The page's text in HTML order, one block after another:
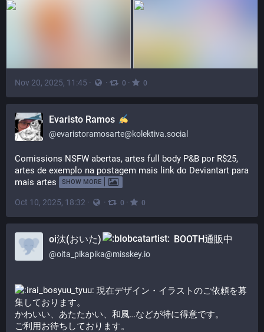
Nov 20, 2025, 11:45 · · 0 · 0
Evaristo Ramos
@evaristoramosarte@kolektiva.social
Comissions NSFW abertas, artes full body P&B por R$25,
artes de exemplo na postagem mais link do Deviantart para
mais artes
SHOW MORE
Oct 10, 2025, 18:32 · · 0 · 0
oi汰(おいた) BOOTH通販中
@oita_pikapika@misskey.io
現在デザイン・イラストのご依頼を募
集しております。
かわいい、あたたかい、和風…などが特に得意です。
ご利用お待ちしております。